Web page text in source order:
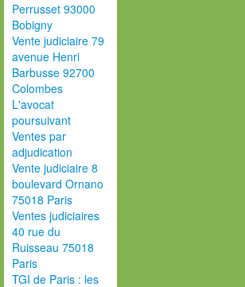
Perrusset 93000
Bobigny
Vente judiciaire 79
avenue Henri
Barbusse 92700
Colombes
L'avocat
poursuivant
Ventes par
adjudication
Vente judiciaire 8
boulevard Ornano
75018 Paris
Ventes judiciaires
40 rue du
Ruisseau 75018
Paris
TGI de Paris : les